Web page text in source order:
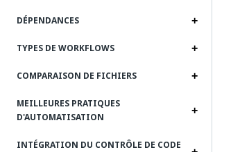
DÉPENDANCES
TYPES DE WORKFLOWS
COMPARAISON DE FICHIERS
MEILLEURES PRATIQUES
D'AUTOMATISATION
INTÉGRATION DU CONTRÔLE DE CODE